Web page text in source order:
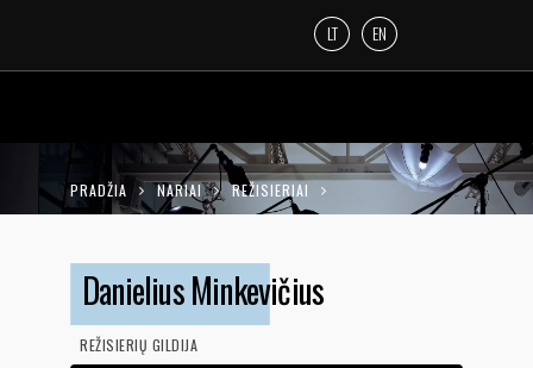
LT EN
PRADŽIA NARIAI REŽISIERIAI
Danielius Minkevičius
REŽISIERIŲ GILDIJA